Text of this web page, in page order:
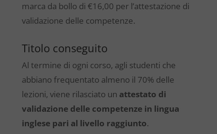
marca da bollo di €16,00 per l’attestazione di
validazione delle competenze.
Titolo conseguito
Al termine di ogni corso, agli studenti che
abbiano frequentato almeno il 70% delle
lezioni, viene rilasciato un attestato di
validazione delle competenze in lingua
inglese pari al livello raggiunto.